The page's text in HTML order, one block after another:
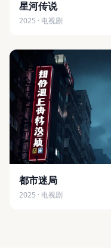
星河传说
2025 · 电视剧
都市迷局
2025 · 电视剧